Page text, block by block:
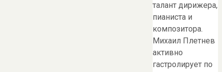
талант дирижера,
пианиста и
композитора.
Михаил Плетнев
активно
гастролирует по